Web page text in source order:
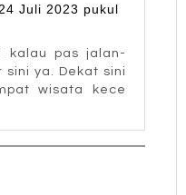
24 Juli 2023 pukul
kalau pas jalan-
ya. Dekat sini
wisata kece